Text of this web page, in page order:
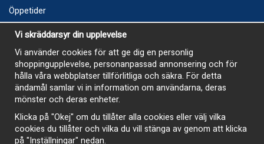
Öppetider
Vecka 32
Måndag kl 9-12, kl 13 - 15
Onsdag kl 9-12, kl 13 - 15
Tisdag, Tordag och Fredag stängt
E-Handelsbutiken är öppen och paket skickas hela
sommaren
Vi skräddarsyr din upplevelse
Vi använder cookies för att ge dig en personlig
shoppingupplevelse, personanpassad annonsering och för
hålla våra webbplatser tillförlitliga och säkra. För detta
ändamål samlar vi in information om användarna, deras
mönster och deras enheter.
Klicka på "Okej" om du tillåter alla cookies eller välj vilka
cookies du tillåter och vilka du vill stänga av genom att klicka
på "Inställningar" nedan.